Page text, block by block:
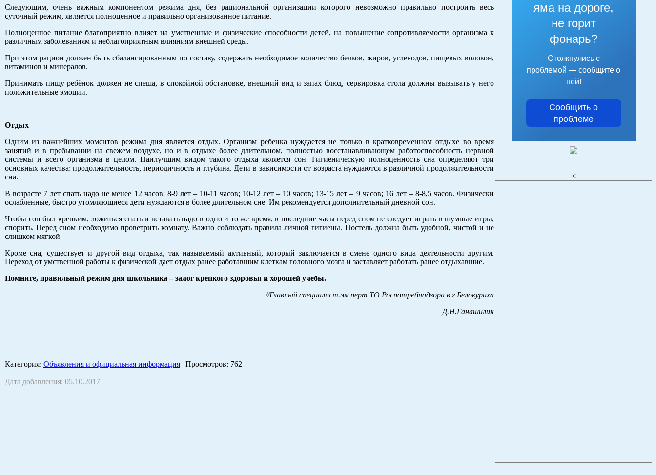
Следующим, очень важным компонентом режима дня, без рациональной организации которого невозможно правильно построить весь
суточный режим, является полноценное и правильно организованное питание.
Полноценное питание благоприятно влияет на умственные и физические способности детей, на повышение сопротивляемости организма к
различным заболеваниям и неблагоприятным влияниям внешней среды.
При этом рацион должен быть сбалансированным по составу, содержать необходимое количество белков, жиров, углеводов, пищевых волокон,
витаминов и минералов.
Принимать пищу ребёнок должен не спеша, в спокойной обстановке, внешний вид и запах блюд, сервировка стола должны вызывать у него
положительные эмоции.
Отдых
Одним из важнейших моментов режима дня является отдых. Организм ребенка нуждается не только в кратковременном отдыхе во время
занятий и в пребывании на свежем воздухе, но и в отдыхе более длительном, полностью восстанавливающем работоспособность нервной
системы и всего организма в целом. Наилучшим видом такого отдыха является сон. Гигиеническую полноценность сна определяют три
основных качества: продолжительность, периодичность и глубина. Дети в зависимости от возраста нуждаются в различной продолжительности
сна.
В возрасте 7 лет спать надо не менее 12 часов; 8-9 лет – 10-11 часов; 10-12 лет – 10 часов; 13-15 лет – 9 часов; 16 лет – 8-8,5 часов. Физически
ослабленные, быстро утомляющиеся дети нуждаются в более длительном сне. Им рекомендуется дополнительный дневной сон.
Чтобы сон был крепким, ложиться спать и вставать надо в одно и то же время, в последние часы перед сном не следует играть в шумные игры,
спорить. Перед сном необходимо проветрить комнату. Важно соблюдать правила личной гигиены. Постель должна быть удобной, чистой и не
слишком мягкой.
Кроме сна, существует и другой вид отдыха, так называемый активный, который заключается в смене одного вида деятельности другим.
Переход от умственной работы к физической дает отдых ранее работавшим клеткам головного мозга и заставляет работать ранее отдыхавшие.
Помните, правильный режим дня школьника – залог крепкого здоровья и хорошей учебы.
//Главный специалист-эксперт ТО Роспотребнадзора в г.Белокуриха
Д.Н.Ганашилин
Категория: Объявления и официальная информация | Просмотров: 762
Дата добавления: 05.10.2017
яма на дороге,
не горит
фонарь?
Столкнулись с
проблемой — сообщите о
ней!
Сообщить о
проблеме
<